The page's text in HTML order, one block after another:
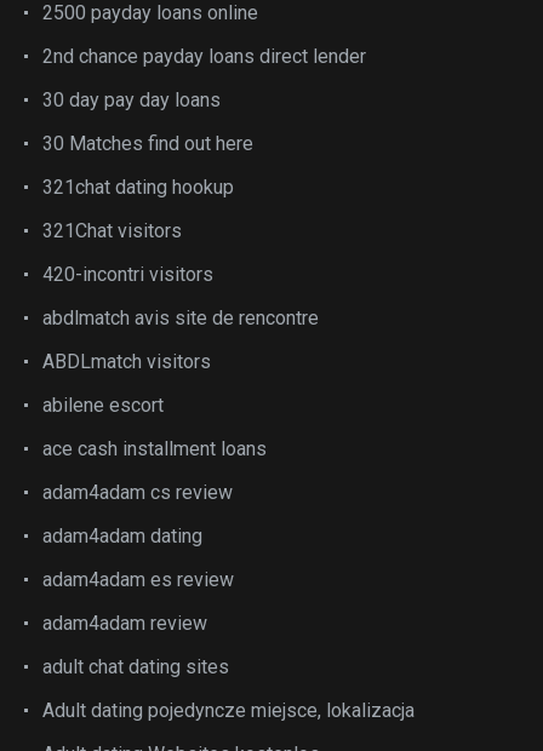
2500 payday loans online
2nd chance payday loans direct lender
30 day pay day loans
30 Matches find out here
321chat dating hookup
321Chat visitors
420-incontri visitors
abdlmatch avis site de rencontre
ABDLmatch visitors
abilene escort
ace cash installment loans
adam4adam cs review
adam4adam dating
adam4adam es review
adam4adam review
adult chat dating sites
Adult dating pojedyncze miejsce, lokalizacja